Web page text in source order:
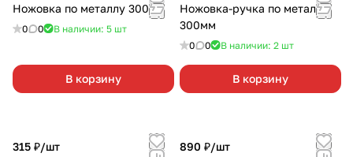
Ножовка по металлу 300мм
0 0 В наличии: 5 шт
В корзину
Ножовка-ручка по металлу
300мм
0 0 В наличии: 2 шт
В корзину
315 ₽/шт
890 ₽/шт